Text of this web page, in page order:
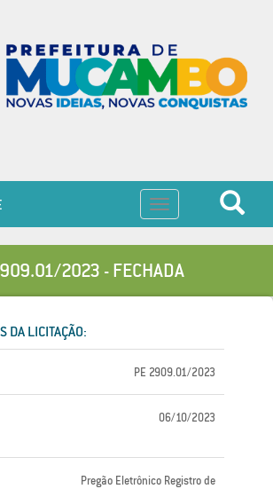
Toggle
navigation
2023 - FECHADA
DA LICITAÇÃO:
PE 2909.01/2023
06/10/2023
Pregão Eletrônico Registro de